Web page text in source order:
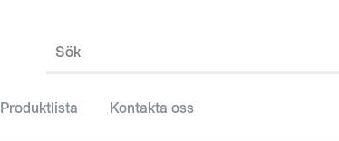
Sök
Produktlista Kontakta oss